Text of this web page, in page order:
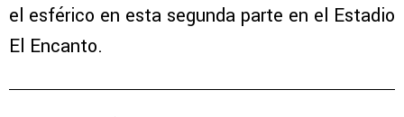
el esférico en esta segunda parte en el Estadio
El Encanto.